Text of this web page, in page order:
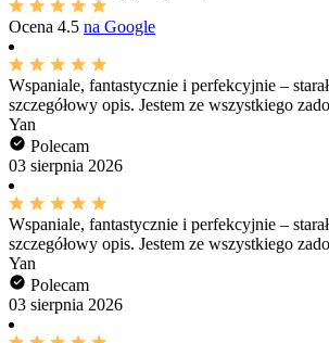
Ocena 4.5 na Google
Wspaniale, fantastycznie i perfekcyjnie –
szczegółowy opis. Jestem ze wszystkiego
Yan
Polecam
03 sierpnia 2026
Wspaniale, fantastycznie i perfekcyjnie –
szczegółowy opis. Jestem ze wszystkiego
Yan
Polecam
03 sierpnia 2026